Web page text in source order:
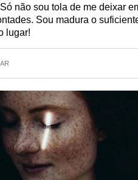
não sou tola de me deixar
Sou madura o
lugar!